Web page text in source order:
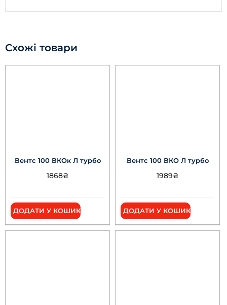
Схожі товари
Вентс 100 ВКОк Л турбо
1868₴
ДОДАТИ У КОШИК
Вентс 100 ВКО Л турбо
1989₴
ДОДАТИ У КОШИК